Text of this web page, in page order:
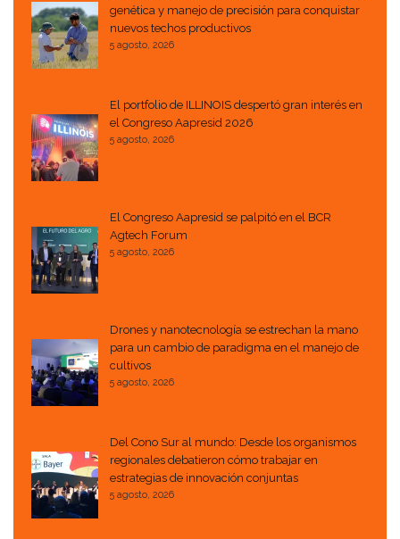
genética y manejo de precisión para conquistar
nuevos techos productivos
5 agosto, 2026
El portfolio de ILLINOIS despertó gran interés en
el Congreso Aapresid 2026
5 agosto, 2026
El Congreso Aapresid se palpitó en el BCR
Agtech Forum
5 agosto, 2026
Drones y nanotecnología se estrechan la mano
para un cambio de paradigma en el manejo de
cultivos
5 agosto, 2026
Del Cono Sur al mundo: Desde los organismos
regionales debatieron cómo trabajar en
estrategias de innovación conjuntas
5 agosto, 2026